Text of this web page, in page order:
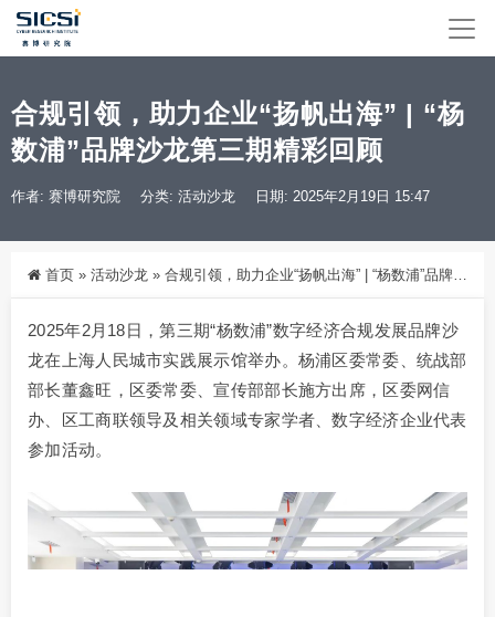
合规引领，助力企业“扬帆出海” | “杨
数浦”品牌沙龙第三期精彩回顾
作者: 赛博研究院 分类: 活动沙龙 日期: 2025年2月19日 15:47
首页 » 活动沙龙 » 合规引领，助力企业“扬帆出海” | “杨数浦”品牌沙龙第三期精彩回顾
2025年2月18日，第三期“杨数浦”数字经济合规发展品牌沙
龙在上海人民城市实践展示馆举办。杨浦区委常委、统战部
部长董鑫旺，区委常委、宣传部部长施方出席，区委网信
办、区工商联领导及相关领域专家学者、数字经济企业代表
参加活动。